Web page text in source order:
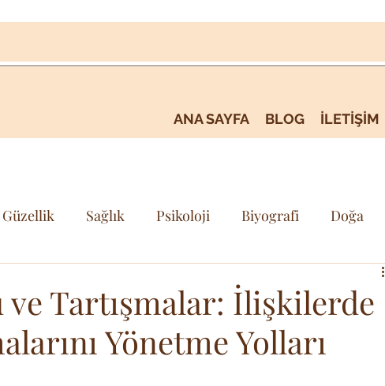
ANA SAYFA BLOG İLETİŞİM
Güzellik Sağlık Psikoloji Biyografi Doğa
Sanat &
ve Tartışmalar: İlişkilerde
Yönetme Yolları